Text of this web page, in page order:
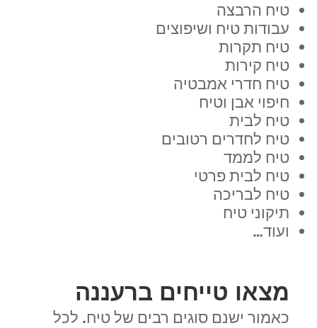
טיח הרבצה
עבודות טיח ושיפוצים
טיח תקרות
טיח קירות
טיח חדרי אמבטיה
חיפוי אבן וטיח
טיח לבית
טיח לחדרים רטובים
טיח לממד
טיח לבית פרטי
טיח לבריכה
תיקוני טיח
ועוד…
מצאו טייחים ברעננה
כאמור ישנם סוגים רבים של טיח. לכל